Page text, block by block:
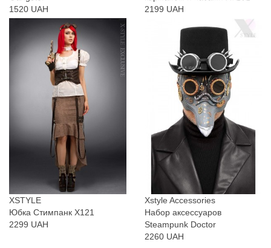
1520 UAH
2199 UAH
XSTYLE
Юбка Стимпанк X121
2299 UAH
Xstyle Accessories
Набор аксессуаров
Steampunk Doctor
2260 UAH